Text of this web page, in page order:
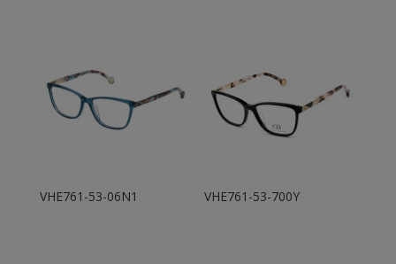
VHE761-53-06N1 VHE761-53-700Y